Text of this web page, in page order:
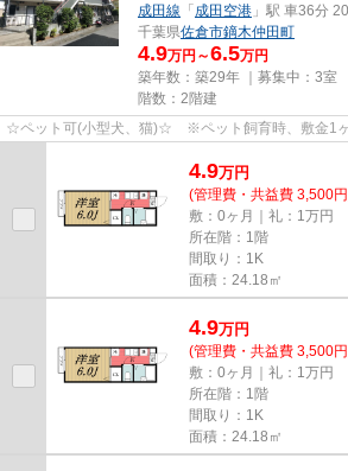
成田線 「 成田空港 」駅 車36分
千葉県佐倉市鏑木仲田町
4.9万円～6.5万円
築年数：築29年 ｜募集中： 3室
階数：2階建
☆ペット可(小型犬、猫)☆ ※ペット飼育時、敷金1
4.9万円
(管理費・共益費 3,500
敷：0ヶ月｜礼：1万円
所在階：1階
間取り：1K
面積：24.18㎡
4.9万円
(管理費・共益費 3,500
敷：0ヶ月｜礼：1万円
所在階：1階
間取り：1K
面積：24.18㎡